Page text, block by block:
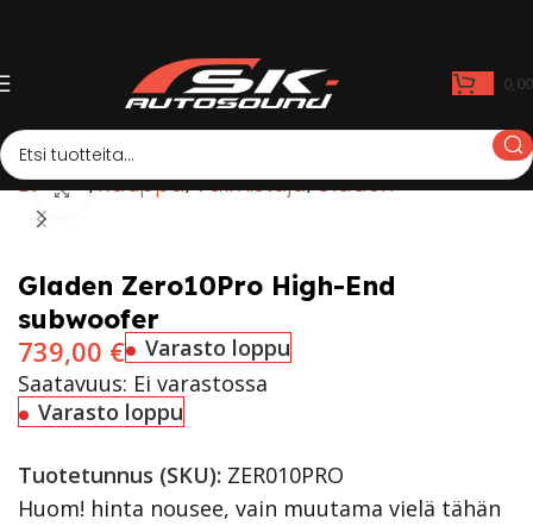
Etusivu Kauppa Valmistaja Gladen
Click to enlarge
Gladen Zero10Pro High-End
subwoofer
739,00 €
Varasto loppu
Saatavuus: Ei varastossa
Varasto loppu
Tuotetunnus (SKU): ZER010PRO
Huom! hinta nousee, vain muutama vielä tähän